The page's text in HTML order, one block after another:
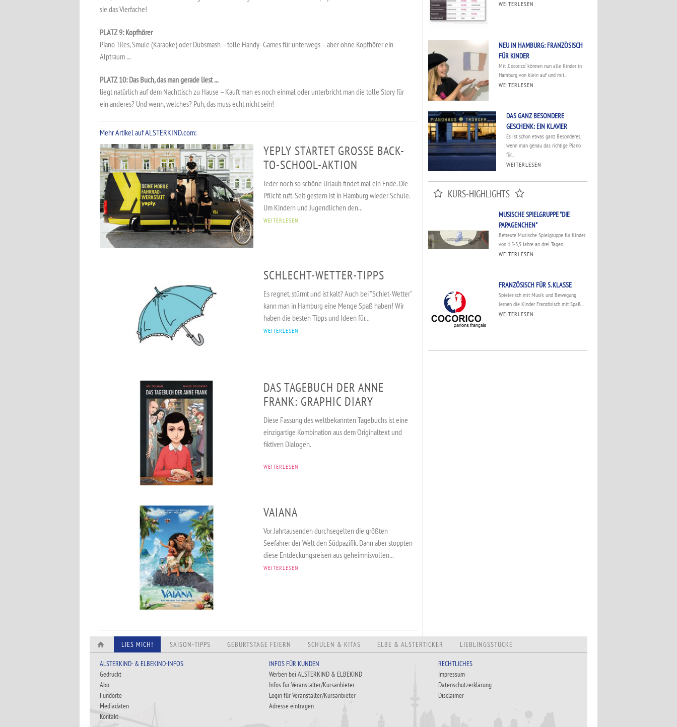
sie das Vierfache!
PLATZ 9: Kopfhörer
Piano Tiles, Smule (Karaoke) oder Dubsmash – tolle Handy- Games für unterwegs – aber ohne Kopfhörer ein
Alptraum ...
PLATZ 10: Das Buch, das man gerade liest ...
liegt natürlich auf dem Nachttisch zu Hause – Kauft man es noch einmal oder unterbricht man die tolle Story für
ein anderes? Und wenn, welches? Puh, das muss echt nicht sein!
Mehr Artikel auf ALSTERKIND.com:
YEPLY STARTET GROSSE BACK-T
O-SCHOOL-AKTION
Jeder noch so schöne Urlaub findet mal ein Ende. Die
Pflicht ruft. Seit gestern ist in Hamburg wieder Schule.
Um Kindern und Jugendlichen den...
WEITERLESEN
SCHLECHT-WETTER-TIPPS
Es regnet, stürmt und ist kalt? Auch bei "Schiet-Wetter"
kann man in Hamburg eine Menge Spaß haben! Wir
haben die besten Tipps und Ideen für...
WEITERLESEN
DAS TAGEBUCH DER ANNE
FRANK: GRAPHIC DIARY
Diese Fassung des weltbekannten Tagebuchs ist eine
einzigartige Kombination aus dem Originaltext und
fiktiven Dialogen.
WEITERLESEN
VAIANA
Vor Jahrtausenden durchsegelten die größten
Seefahrer der Welt den Südpazifik. Dann aber stoppten
diese Entdeckungsreisen aus geheimnisvollen...
WEITERLESEN
WEITERLESEN
NEU IN HAMBURG: FRANZÖSISCH
FÜR KINDER
Mit „Cocorico“ können nun alle Kinder in
Hamburg von klein auf und mit...
WEITERLESEN
DAS GANZ BESONDERE
GESCHENK: EIN KLAVIER
Es ist schon etwas ganz Besonderes,
wenn man genau das richtige Piano
für...
WEITERLESEN
KURS-HIGHLIGHTS
MUSISCHE SPIELGRUPPE "DIE
PAPAGENCHEN"
Betreute Musische Spielgruppe für Kinder
von 1,5-3,5 Jahre an drei Tagen....
WEITERLESEN
FRANZÖSISCH FÜR 5. KLASSE
Spielerisch mit Musik und Bewegung
lernen die Kinder Französisch mit Spaß...
WEITERLESEN
LIES MICH! SAISON-TIPPS GEBURTSTAGE FEIERN SCHULEN & KITAS ELBE & ALSTERTICKER LIEBLINGSSTÜCKE
ALSTERKIND- & ELBEKIND-INFOS
Gedruckt
Abo
Fundorte
Mediadaten
Kontakt
INFOS FÜR KUNDEN
Werben bei ALSTERKIND & ELBEKIND
Infos für Veranstalter/Kursanbieter
Login für Veranstalter/Kursanbieter
Adresse eintragen
RECHTLICHES
Impressum
Datenschutzerklärung
Disclaimer